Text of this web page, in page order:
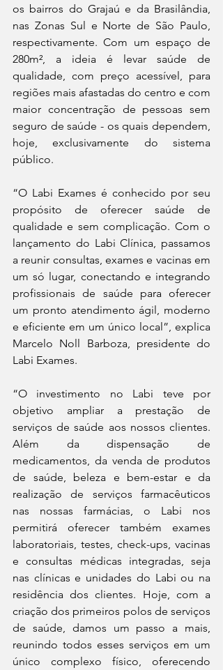
os bairros do Grajaú e da Brasilândia,
nas Zonas Sul e Norte de São Paulo,
respectivamente. Com um espaço de
280m², a ideia é levar saúde de
qualidade, com preço acessível, para
regiões mais afastadas do centro e com
maior concentração de pessoas sem
seguro de saúde - os quais dependem,
hoje, exclusivamente do sistema
público.
“O Labi Exames é conhecido por seu
propósito de oferecer saúde de
qualidade e sem complicação. Com o
lançamento do Labi Clínica, passamos
a reunir consultas, exames e vacinas em
um só lugar, conectando e integrando
profissionais de saúde para oferecer
um pronto atendimento ágil, moderno
e eficiente em um único local”, explica
Marcelo Noll Barboza, presidente do
Labi Exames.
“O investimento no Labi teve por
objetivo ampliar a prestação de
serviços de saúde aos nossos clientes.
Além da dispensação de
medicamentos, da venda de produtos
de saúde, beleza e bem-estar e da
realização de serviços farmacêuticos
nas nossas farmácias, o Labi nos
permitirá oferecer também exames
laboratoriais, testes, check-ups, vacinas
e consultas médicas integradas, seja
nas clínicas e unidades do Labi ou na
residência dos clientes. Hoje, com a
criação dos primeiros polos de serviços
de saúde, damos um passo a mais,
reunindo todos esses serviços em um
único complexo físico, oferecendo